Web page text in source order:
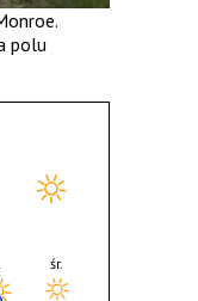
polu
śr.